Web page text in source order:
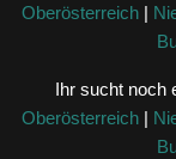
Oberösterreich |
Ihr sucht noch
Oberösterreich |